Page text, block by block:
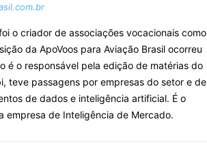
o criador de associações vocacionais como
da ApoVoos para Aviação Brasil ocorreu
é o responsável pela edição de matérias do
teve passagens por empresas do setor e de
de dados e inteligência artificial. É o
empresa de Inteligência de Mercado.